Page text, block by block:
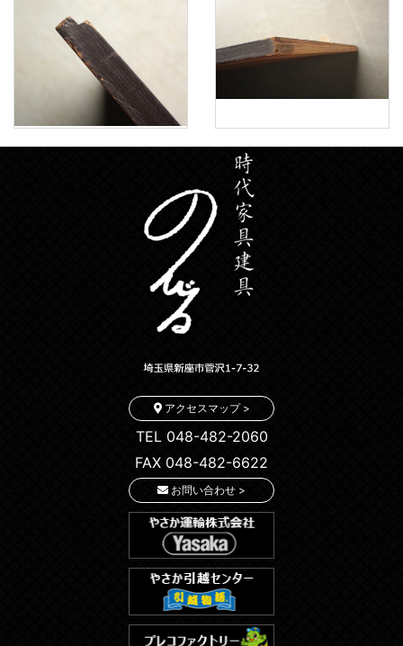
アクセスマップ >
TEL 048-482-2060
FAX 048-482-6622
お問い合わせ >